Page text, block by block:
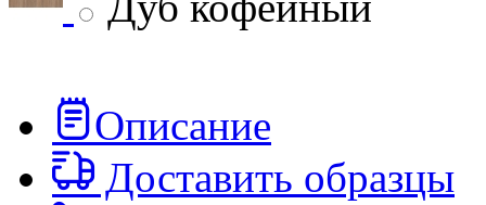
Описание
Доставить образцы